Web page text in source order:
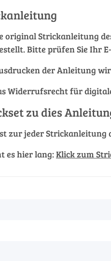
original Strickanleitung
Bitte prüfen Sie Ihr
der Anleitung
Widerrufsrecht für
zu dies
zur jeder Strickanleitung
es hier lang:Klick zum